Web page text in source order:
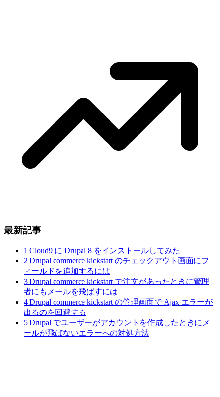
最新記事
1 Cloud9 に Drupal 8 をインストールしてみた
2 Drupal commerce kickstart のチェックアウト画面にフ
ィールドを追加するには
3 Drupal commerce kickstart で注文があったときに管理
者にもメールを飛ばすには
4 Drupal commerce kickstart の管理画面で Ajax エラーが
出るのを回避する
5 Drupal でユーザーがアカウントを作成したときにメ
ールが飛ばないエラーへの対処方法